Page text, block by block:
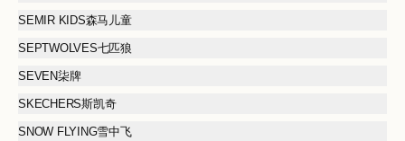
SEMIR KIDS森马儿童
SEPTWOLVES七匹狼
SEVEN柒牌
SKECHERS斯凯奇
SNOW FLYING雪中飞